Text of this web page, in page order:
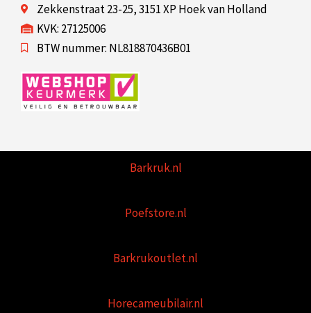
Zekkenstraat 23-25, 3151 XP Hoek van Holland
KVK: 27125006
BTW nummer: NL818870436B01
Barkruk.nl
Poefstore.nl
Barkrukoutlet.nl
Horecameubilair.nl